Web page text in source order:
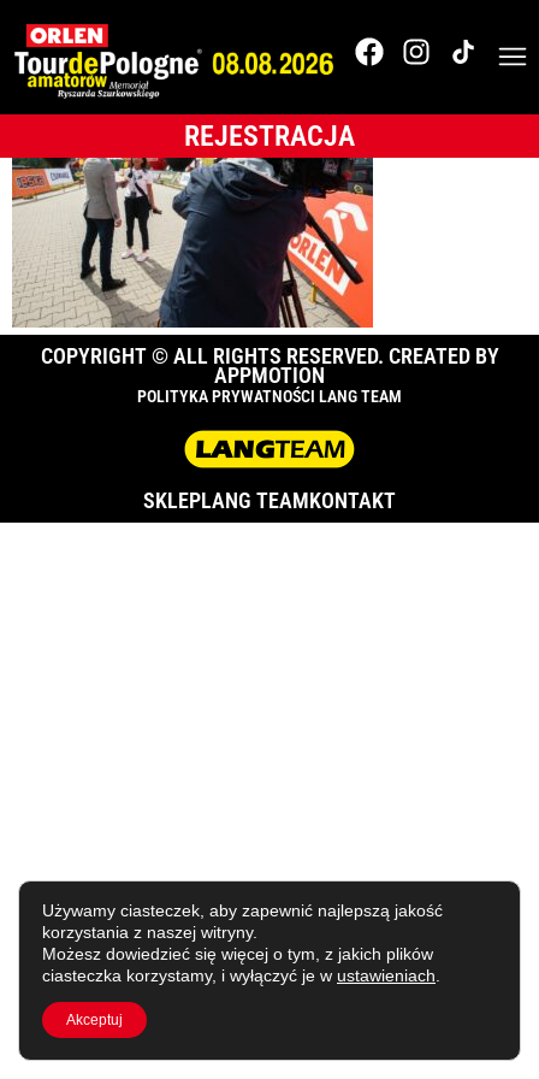
REJESTRACJA
_18K3414
COPYRIGHT © ALL RIGHTS RESERVED. CREATED BY
APPMOTION
POLITYKA PRYWATNOŚCI LANG TEAM
SKLEPLANG TEAMKONTAKT
Używamy ciasteczek, aby zapewnić najlepszą jakość
korzystania z naszej witryny.
Możesz dowiedzieć się więcej o tym, z jakich plików
ciasteczka korzystamy, i wyłączyć je w ustawieniach
Akceptuj